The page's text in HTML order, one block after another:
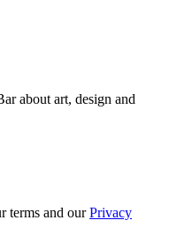
about art, design and
terms and ourPrivacy